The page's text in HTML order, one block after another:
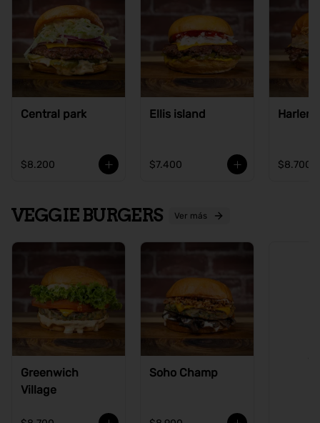
Central park
$8.200
Ellis island
$7.400
Harlem
$8.700
VEGGIE BURGERS Ver más
Greenwich
Village
Soho Champ